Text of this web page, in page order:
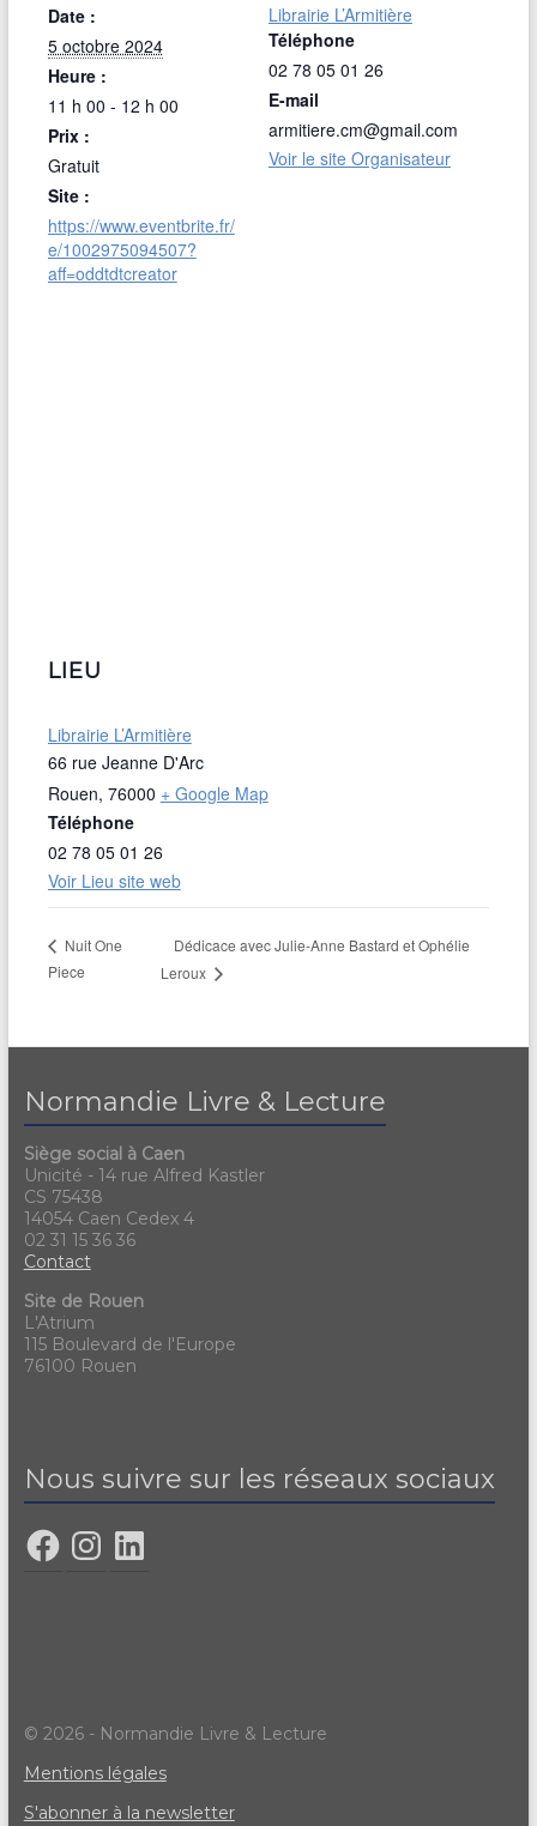
Date :
5 octobre 2024
Heure :
11 h 00 - 12 h 00
Prix :
Gratuit
Site :
https://www.eventbrite.fr/
e/1002975094507?
aff=oddtdtcreator
Librairie L’Armitière
Téléphone
02 78 05 01 26
E-mail
armitiere.cm@gmail.com
Voir le site Organisateur
LIEU
Librairie L’Armitière
66 rue Jeanne D'Arc
Rouen, 76000 + Google Map
Téléphone
02 78 05 01 26
Voir Lieu site web
Nuit One
Piece
Dédicace avec Julie-Anne Bastard et Ophélie
Leroux
Normandie Livre & Lecture
Siège social à Caen
Unicité - 14 rue Alfred Kastler
CS 75438
14054 Caen Cedex 4
02 31 15 36 36
Contact
Site de Rouen
L'Atrium
115 Boulevard de l'Europe
76100 Rouen
Nous suivre sur les réseaux sociaux
© 2026 - Normandie Livre & Lecture
Mentions légales
S'abonner à la newsletter